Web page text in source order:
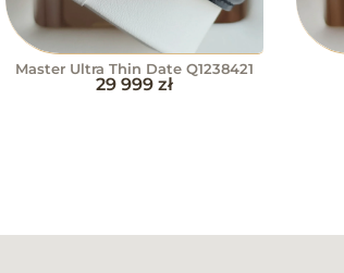
Master Ultra Thin Date Q1238421
29 999 zł